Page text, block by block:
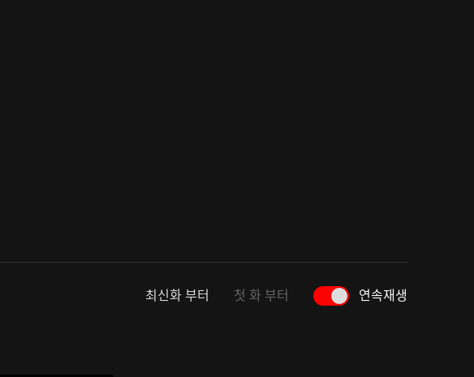
최신화 부터 첫 화 부터 연속재생